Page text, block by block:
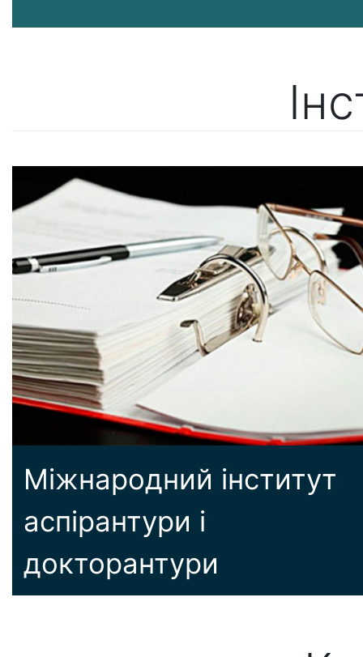
Міжнародний інститут
аспірантури і
докторантури